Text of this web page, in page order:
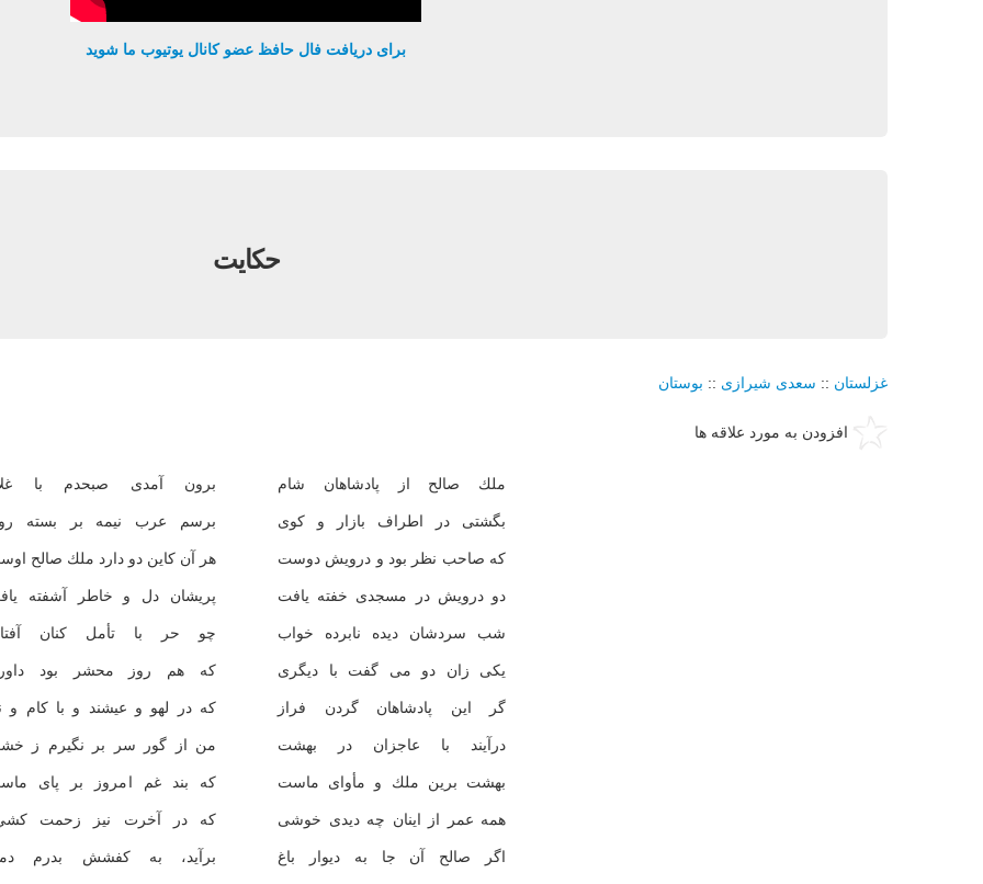
برای دریافت فال حافظ عضو کانال یوتیوب ما شوید
حكايت
غزلستان :: سعدی شیرازی :: بوستان
افزودن به مورد علاقه ها
ملك صالح از پادشاهان شام برون آمدى صبحدم با
بگشتى در اطراف بازار و كوى برسم عرب نيمه بر بسته
كه صاحب نظر بود و درويش دوست هر آن كاين دو دارد ملك صالح
دو درويش در مسجدى خفته يافت پريشان دل و خاطر آشفته
شب سردشان ديده نابرده خواب چو حر با تأمل كنان
يكى زان دو مى گفت با ديگرى كه هم روز محشر بود
گر اين پادشاهان گردن فراز كه در لهو و عيشند و با كام و
درآيند با عاجزان در بهشت من از گور سر بر نگيرم ز
بهشت برين ملك و مأواى ماست كه بند غم امروز بر پاى
همه عمر از اينان چه ديدى خوشى كه در آخرت نيز زحمت
اگر صالح آن جا به ديوار باغ برآيد، به كفشش بدرم